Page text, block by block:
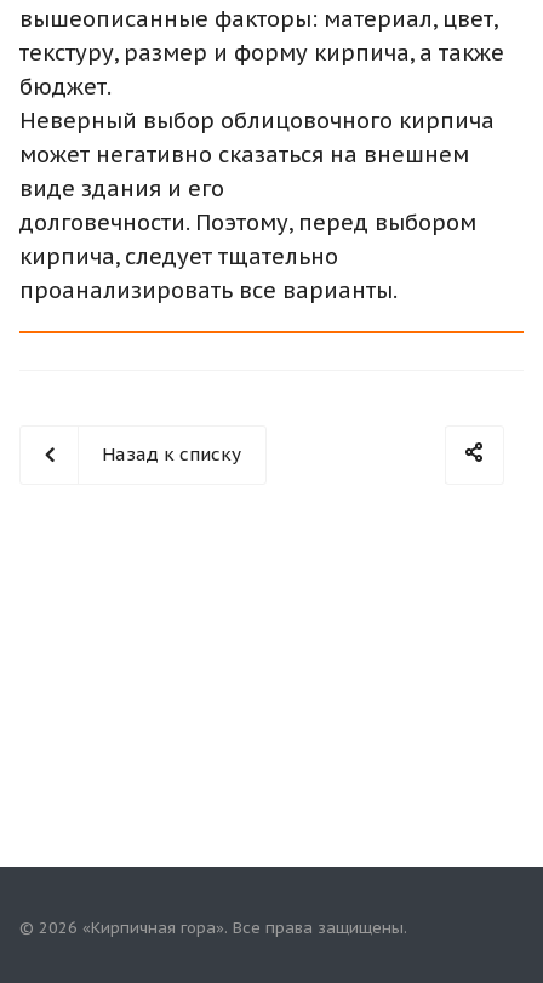
вышеописанные факторы: материал, цвет,
текстуру, размер и форму кирпича, а также
бюджет.
Неверный выбор облицовочного кирпича
может негативно сказаться на внешнем
виде здания и его
долговечности. Поэтому, перед выбором
кирпича, следует тщательно
проанализировать все варианты.
Назад к списку
© 2026 «Кирпичная гора». Все права защищены.